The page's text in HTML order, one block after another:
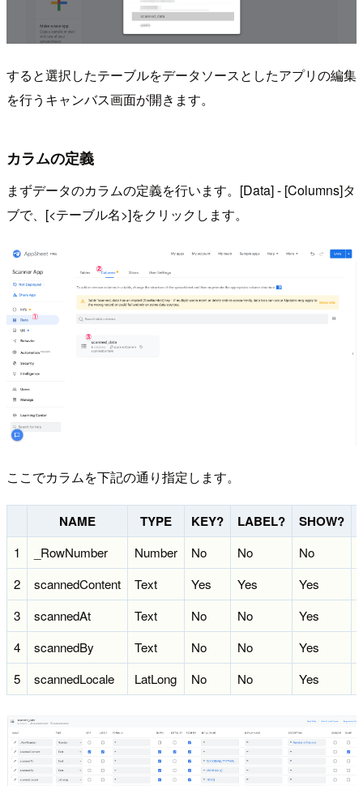
すると選択したテーブルをデータソースとしたアプリの編集
を行うキャンバス画面が開きます。
カラムの定義
まずデータのカラムの定義を行います。[Data] - [Columns]タ
ブで、[<テーブル名>]をクリックします。
ここでカラムを下記の通り指定します。
NAME TYPE KEY? LABEL? SHOW?
1 _RowNumber Number No No No
2
scannedContent Text Yes Yes Yes
3
scannedAt Text No No Yes
4
scannedBy Text No No Yes
5
scannedLocale LatLong No No Yes